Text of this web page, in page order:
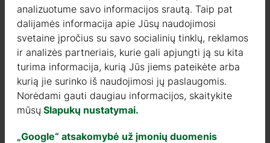
Norėdami atsisakyti – kreipkitės raštu.
C. Rinkodaros ir naujienlaiškių tikslai:
Jūsų duomenys gali būti naudojami statistikai, apklausoms,
reklamai, naujienlaiškiams siųsti – tik su Jūsų sutikimu.
D. Soft spam (be aiškaus sutikimo):
Galime siųsti el. laiškus apie panašias paslaugas, kurias jau
pirkote, jei nesate atsisakę.
Duomenų pateikimo pobūdis
analizuotume savo informacijos srautą. Taip pat
dalijamės informacija apie Jūsų naudojimosi
svetaine įpročius su savo socialinių tinklų, reklamos
ir analizės partneriais, kurie gali apjungti ją su kita
turima informacija, kurią Jūs jiems pateikėte arba
kurią jie surinko iš naudojimosi jų paslaugomis.
Norėdami gauti daugiau informacijos, skaitykite
mūsų Slapukų nustatymai.
„Google“ atsakomybė už įmonių duomenis